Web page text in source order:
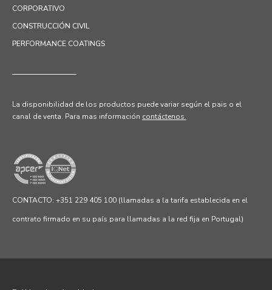
CORPORATIVO
CONSTRUCCIÓN CIVIL
PERFORMANCE COATINGS
La disponibilidad de los productos puede variar según el pais o el
canal de venta. Para mas información contáctenos.
CONTACTO: +351 229 405 100 (llamadas a la tarifa establecida en el
contrato firmado en su país para llamadas a la red fija en Portugal)